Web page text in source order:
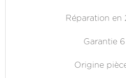
Réparation en
Garantie
Origine